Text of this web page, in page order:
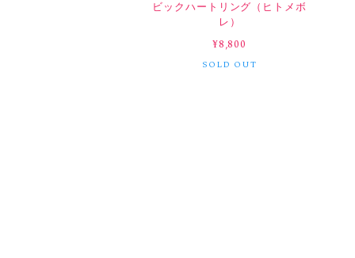
ビックハートリング（ヒトメボ
レ）
¥8,800
SOLD OUT